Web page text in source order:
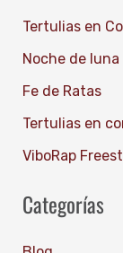
p
o
r
Tertulias en
Noche de luna
Fe de Ratas
Tertulias en
ViboRap
Categorías